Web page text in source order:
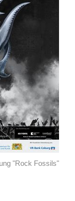
"Rock Fossils"